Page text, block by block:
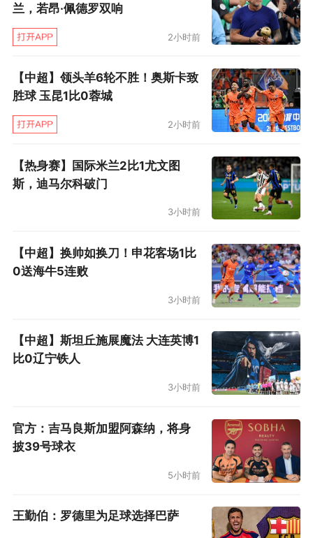
兰，若昂·佩德罗双响
2小时前
【中超】领头羊6轮不胜！奥斯卡致
胜球 玉昆1比0蓉城
2小时前
【热身赛】国际米兰2比1尤文图
斯，迪马尔科破门
3小时前
【中超】换帅如换刀！申花客场1比
0送海牛5连败
3小时前
【中超】斯坦丘施展魔法 大连英博1
比0辽宁铁人
3小时前
官方：吉马良斯加盟阿森纳，将身
披39号球衣
5小时前
王勤伯：罗德里为足球选择巴萨